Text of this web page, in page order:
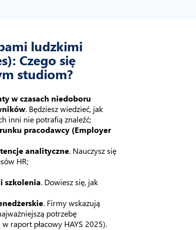
ludzkimi
Czego się
studiom?
w czasach niedoboru
. Będziesz wiedzieć, jak
inni nie potrafią znaleźć;
pracodawcy (Employer
analityczne. Nauczysz się
HR;
szkolenia. Dowiesz się, jak
. Firmy wskazują
potrzebę
raport płacowy HAYS 2025).